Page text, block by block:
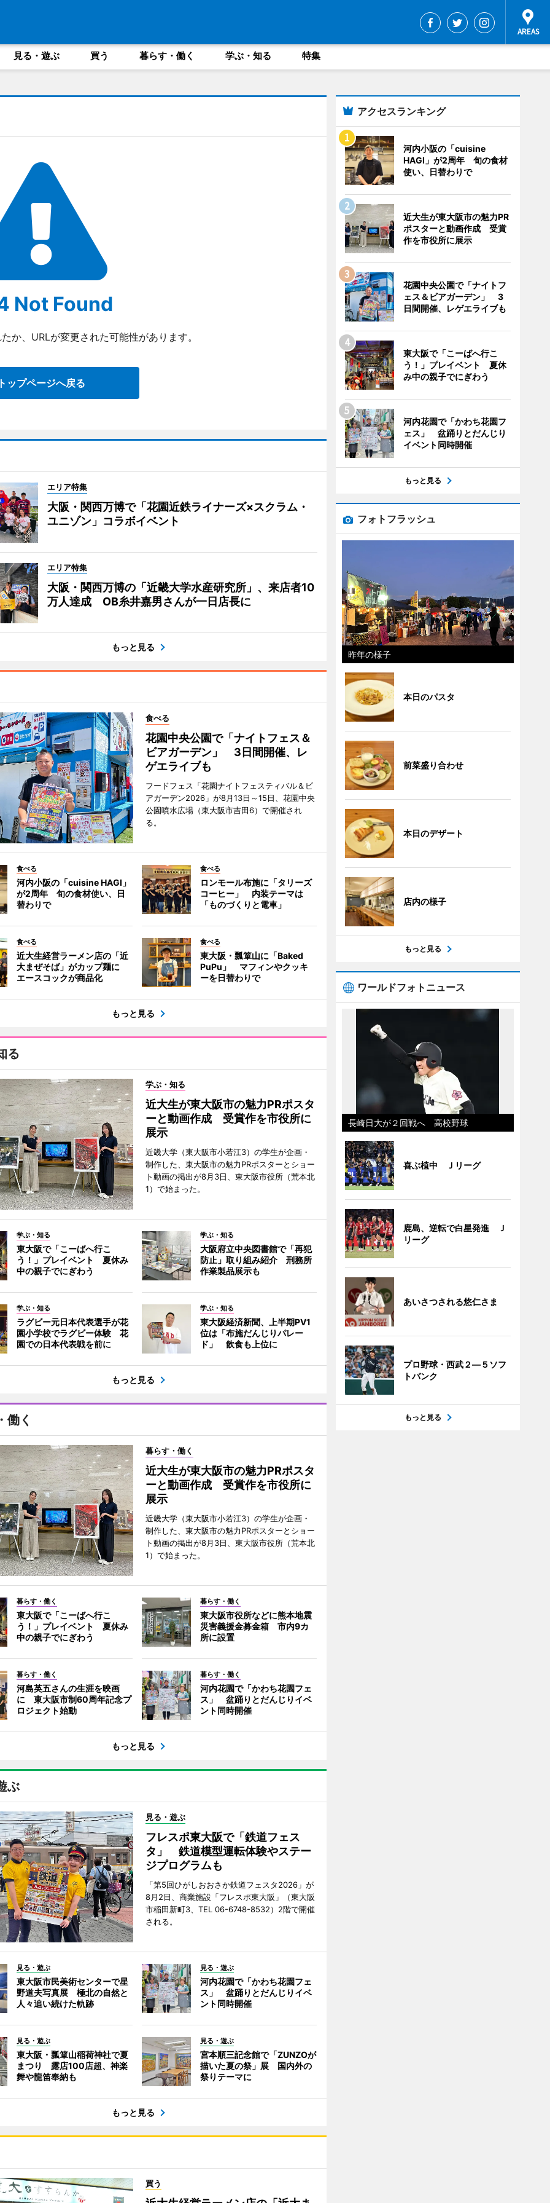
見る・遊ぶ 買う 暮らす・働く 学ぶ・知る 特集
Not Found
か、URLが変更された可能性があります。
ップページへ戻る
エリア特集
大阪・関西万博で「花園近鉄ライナーズ×スクラム・
ユニゾン」コラボイベント
エリア特集
大阪・関西万博の「近畿大学水産研究所」、来店者10
万人達成 OB糸井嘉男さんが一日店長に
もっと見る
食べる
花園中央公園で「ナイトフェス＆
ビアガーデン」 3日間開催、レ
ゲエライブも
フードフェス「花園ナイトフェスティバル＆ビ
アガーデン2026」が8月13日～15日、花園中央
公園噴水広場（東大阪市吉田6）で開催され
る。
食べる
河内小阪の「cuisine HAGI」
が2周年 旬の食材使い、日
替わりで
食べる
ロンモール布施に「タリーズ
コーヒー」 内装テーマは
「ものづくりと電車」
食べる
近大生経営ラーメン店の「近
大まぜそば」がカップ麺に
エースコックが商品化
食べる
東大阪・瓢箪山に「Baked
PuPu」 マフィンやクッキ
ーを日替わりで
もっと見る
る
学ぶ・知る
近大生が東大阪市の魅力PRポスタ
ーと動画作成 受賞作を市役所に
展示
近畿大学（東大阪市小若江3）の学生が企画・
制作した、東大阪市の魅力PRポスターとショー
ト動画の掲出が8月3日、東大阪市役所（荒本北
1）で始まった。
学ぶ・知る
東大阪で「こーばへ行こ
う！」プレイベント 夏休み
中の親子でにぎわう
学ぶ・知る
大阪府立中央図書館で「再犯
防止」取り組み紹介 刑務所
作業製品展示も
学ぶ・知る
ラグビー元日本代表選手が花
園小学校でラグビー体験 花
園での日本代表戦を前に
学ぶ・知る
東大阪経済新聞、上半期PV1
位は「布施だんじりパレー
ド」 飲食も上位に
もっと見る
働く
暮らす・働く
近大生が東大阪市の魅力PRポスタ
ーと動画作成 受賞作を市役所に
展示
近畿大学（東大阪市小若江3）の学生が企画・
制作した、東大阪市の魅力PRポスターとショー
ト動画の掲出が8月3日、東大阪市役所（荒本北
1）で始まった。
暮らす・働く
東大阪で「こーばへ行こ
う！」プレイベント 夏休み
中の親子でにぎわう
暮らす・働く
東大阪市役所などに熊本地震
災害義援金募金箱 市内9カ
所に設置
暮らす・働く
河島英五さんの生涯を映画
に 東大阪市制60周年記念プ
ロジェクト始動
暮らす・働く
河内花園で「かわち花園フェ
ス」 盆踊りとだんじりイベ
ント同時開催
もっと見る
ぶ
見る・遊ぶ
フレスポ東大阪で「鉄道フェス
タ」 鉄道模型運転体験やステー
ジプログラムも
「第5回ひがしおおさか鉄道フェスタ2026」が
8月2日、商業施設「フレスポ東大阪」（東大阪
市稲田新町3、TEL 06-6748-8532）2階で開催
される。
見る・遊ぶ
東大阪市民美術センターで星
野道夫写真展 極北の自然と
人々追い続けた軌跡
見る・遊ぶ
河内花園で「かわち花園フェ
ス」 盆踊りとだんじりイベ
ント同時開催
見る・遊ぶ
東大阪・瓢箪山稲荷神社で夏
まつり 露店100店超、神楽
舞や龍笛奉納も
見る・遊ぶ
宮本順三記念館で「ZUNZOが
描いた夏の祭」展 国内外の
祭りテーマに
もっと見る
買う
アクセスランキング
河内小阪の「cuisine
HAGI」が2周年 旬の食材
使い、日替わりで
近大生が東大阪市の魅力PR
ポスターと動画作成 受賞
作を市役所に展示
花園中央公園で「ナイトフ
ェス＆ビアガーデン」 3
日間開催、レゲエライブも
東大阪で「こーばへ行こ
う！」プレイベント 夏休
み中の親子でにぎわう
河内花園で「かわち花園フ
ェス」 盆踊りとだんじり
イベント同時開催
もっと見る
フォトフラッシュ
昨年の様子
本日のパスタ
前菜盛り合わせ
本日のデザート
店内の様子
もっと見る
ワールドフォトニュース
長崎日大が２回戦へ 高校野球
喜ぶ植中 Ｊリーグ
鹿島、逆転で白星発進 Ｊ
リーグ
あいさつされる悠仁さま
プロ野球・西武２―５ソフ
トバンク
もっと見る